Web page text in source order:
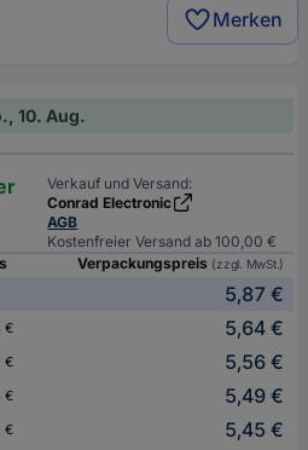
Merken
10. Aug.
Verkauf und Versand:
Conrad Electronic
AGB
Kostenfreier Versand ab 100,00 €
Verpackungspreis (zzgl. MwSt.)
5,87 €
€
5,64 €
€
5,56 €
€
5,49 €
€
5,45 €